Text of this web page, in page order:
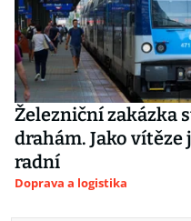
Železniční zakázka
drahám. Jako
radní
Doprava a logistika